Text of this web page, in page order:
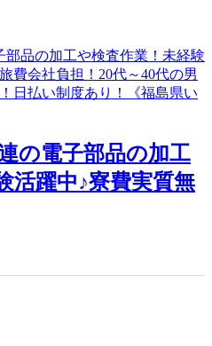
の電子部品の加工
活躍中♪寮費実質無